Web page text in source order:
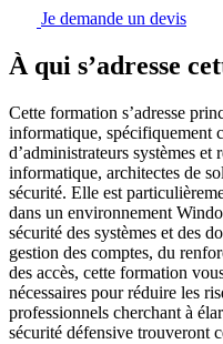
Je demande un devis
À qui s’adresse
Cette formation s’adresse
informatique, spécifiquement
d’administrateurs systèmes et
informatique, architectes de
sécurité. Elle est
dans un environnement
sécurité des systèmes et des
gestion des comptes, du
des accès, cette formation
nécessaires pour réduire les
professionnels cherchant à
sécurité défensive trouveront